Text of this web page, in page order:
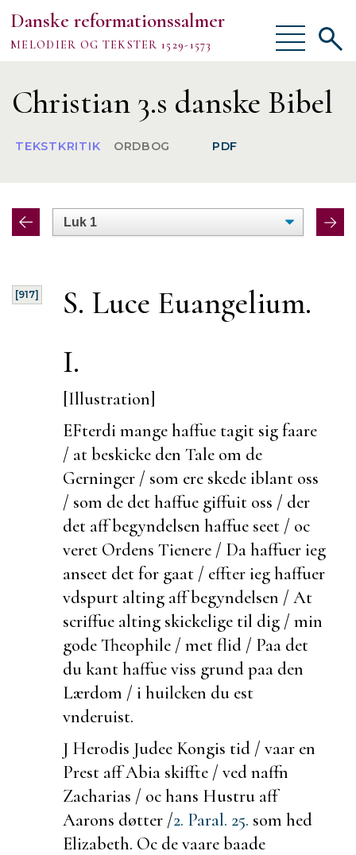
Danske reformationssalmer
MELODIER OG TEKSTER 1529-1573
Vis/skjul
menu
Om
TEKSTER
MELODIER
Vis/
Christian 3.s danske Bibel
TEKSTKRITIK ORDBOG PDF
[917]
S. Luce Euangelium.
I.
[Illustration]
EFterdi mange haffue tagit sig faare
/ atbeskicke den Tale om de
Gerninger / som ere skede iblant oss
/ som de det haffue giffuit oss / der
det aff begyndelsen haffue seet / oc
veret Ordens Tienere / Da haffuer ieg
anseet det for gaat / effter ieg haffuer
vdspurt alting aff begyndelsen / At
scriffue alting skickelige til dig / min
gode Theophile / met flid / Paa det
du kant haffue viss grund paa den
Lærdom / i huilcken du est
vnderuist.
J Herodis Judee Kongis tid / vaar en
Prest aff Abia skiffte / ved naffn
Zacharias / oc hans Hustru aff
Aarons døtter /2. Paral. 25. som hed
Elizabeth. Oc de vaarebaade